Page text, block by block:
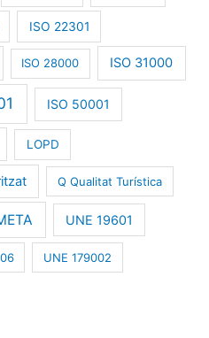
ISO 22301
ISO 28000 ISO 31000
ISO 50001
LOPD
Q Qualitat Turística
UNE 19601
UNE 179002